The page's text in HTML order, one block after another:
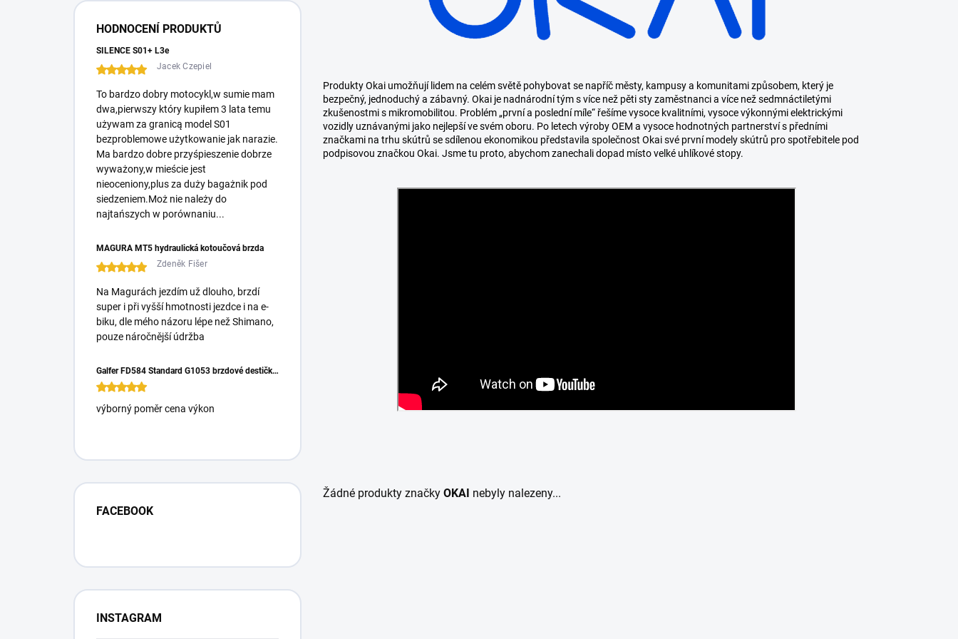
í
HODNOCENÍ PRODUKTŮ
SILENCE S01+ L3e
Jacek Czepiel
To bardzo dobry motocykl,w sumie mam
dwa,pierwszy który kupiłem 3 lata temu
używam za granicą model S01
bezproblemowe użytkowanie jak narazie.
Ma bardzo dobre przyśpieszenie dobrze
wyważony,w mieście jest
nieoceniony,plus za duży bagażnik pod
siedzeniem.Moż nie należy do
najtańszych w porównaniu...
MAGURA MT5 hydraulická kotoučová brzda
Zdeněk Fišer
Na Magurách jezdím už dlouho, brzdí
super i při vyšší hmotnosti jezdce i na e-
biku, dle mého názoru lépe než Shimano,
pouze náročnější údržba
Galfer FD584 Standard G1053 brzdové destičky pro Magura Gustrav PRO
výborný poměr cena výkon
FACEBOOK
INSTAGRAM
Produkty Okai umožňují lidem na celém světě pohybovat se napříč městy, kampusy a komunitami způsobem, který je
bezpečný, jednoduchý a zábavný. Okai je nadnárodní tým s více než pěti sty zaměstnanci a více než sedmnáctiletými
zkušenostmi s mikromobilitou. Problém „první a poslední míle“ řešíme vysoce kvalitními, vysoce výkonnými elektrickými
vozidly uznávanými jako nejlepší ve svém oboru. Po letech výroby OEM a vysoce hodnotných partnerství s předními
značkami na trhu skútrů se sdílenou ekonomikou představila společnost Okai své první modely skútrů pro spotřebitele pod
podpisovou značkou Okai. Jsme tu proto, abychom zanechali dopad místo velké uhlíkové stopy.
Žádné produkty značky OKAI nebyly nalezeny...